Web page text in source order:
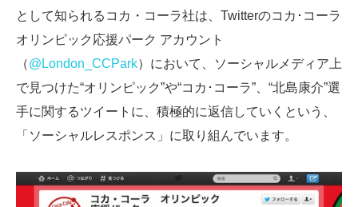
として知られるコカ・コーラ社は、Twitterのコカ･コーラ
オリンピック応援パーク アカウント
（@London_CCPark）において、ソーシャルメディア上
で見つけた“オリンピック”や“コカ･コーラ”、“北島康介”選
手に関するツイートに、積極的に返信していくという、
「ソーシャルレスポンス」に取り組んでいます。